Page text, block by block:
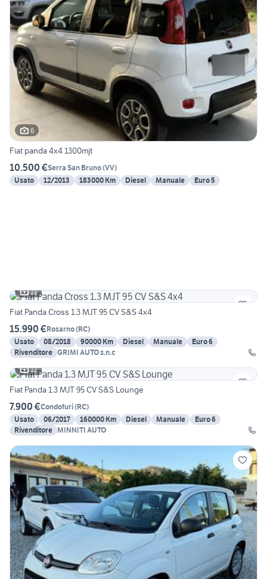
6
Fiat panda 4x4 1300mjt
10.500 €Serra San Bruno(VV)
Usato
12/2013 183000 Km Diesel Manuale Euro 5
13
Fiat Panda Cross 1.3 MJT 95 CV S&S 4x4
15.990 €Rosarno(RC)
Usato
08/2018 90000 Km Diesel Manuale
Euro 6
Rivenditore GRIMI AUTO s.n.c
12
Fiat Panda 1.3 MJT 95 CV S&S Lounge
7.900 €Condofuri(RC)
Usato
06/2017 160000 Km Diesel Manuale
Euro 6
Rivenditore MINNITI AUTO